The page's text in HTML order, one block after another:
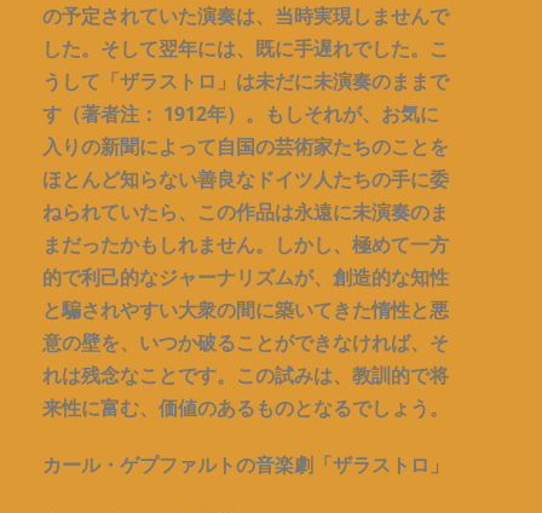
の予定されていた演奏は、当時実現しませんで
した。そして翌年には、既に手遅れでした。こ
うして「ザラストロ」は未だに未演奏のままで
す（著者注： 1912年）。もしそれが、お気に
入りの新聞によって自国の芸術家たちのことを
ほとんど知らない善良なドイツ人たちの手に委
ねられていたら、この作品は永遠に未演奏のま
まだったかもしれません。しかし、極めて一方
的で利己的なジャーナリズムが、創造的な知性
と騙されやすい大衆の間に築いてきた惰性と悪
意の壁を、いつか破ることができなければ、そ
れは残念なことです。この試みは、教訓的で将
来性に富む、価値のあるものとなるでしょう。
カール・ゲプファルトの音楽劇「ザラストロ」